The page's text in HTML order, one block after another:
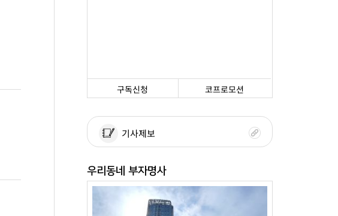
구독신청 코프로모션
기사제보
우리동네 부자명사